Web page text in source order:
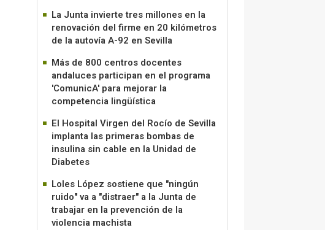
La Junta invierte tres millones en la
renovación del firme en 20 kilómetros
de la autovía A-92 en Sevilla
Más de 800 centros docentes
andaluces participan en el programa
'ComunicA' para mejorar la
competencia lingüística
El Hospital Virgen del Rocío de Sevilla
implanta las primeras bombas de
insulina sin cable en la Unidad de
Diabetes
Loles López sostiene que "ningún
ruido" va a "distraer" a la Junta de
trabajar en la prevención de la
violencia machista